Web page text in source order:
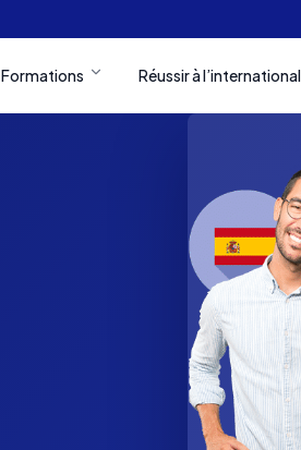
Formations Réussir à l’international